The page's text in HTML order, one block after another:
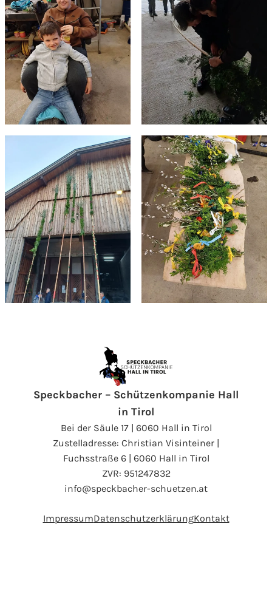
Speckbacher – Schützenkompanie Hall
in Tirol
Bei der Säule 17 | 6060 Hall in Tirol
Zustelladresse: Christian Visinteiner |
Fuchsstraße 6 | 6060 Hall in Tirol
ZVR: 951247832
info@speckbacher-schuetzen.at
ImpressumDatenschutzerklärungKontakt